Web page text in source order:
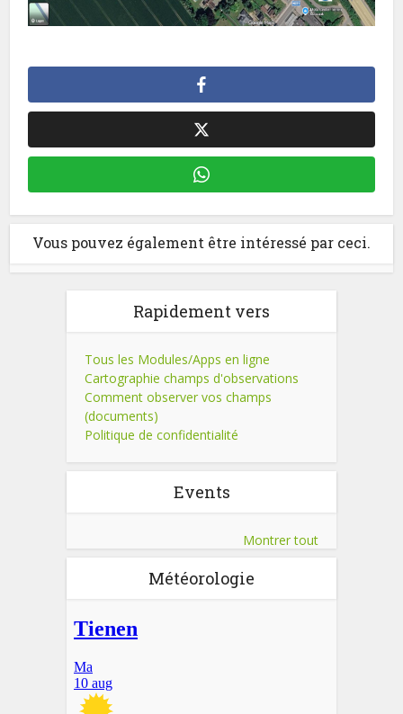
Vous pouvez également être intéressé par ceci.
Rapidement vers
Tous les Modules/Apps en ligne
Cartographie champs d'observations
Comment observer vos champs
(documents)
Politique de confidentialité
Events
Montrer tout
Météorologie